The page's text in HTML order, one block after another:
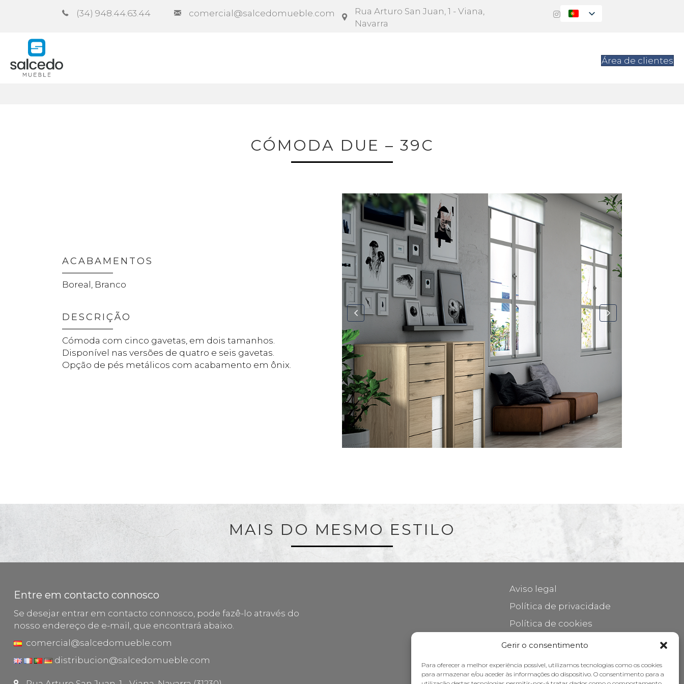
Gerir o consentimento
Para oferecer a melhor experiência possível, utilizamos tecnologias como os cookies
para armazenar e/ou aceder às informações do dispositivo. O consentimento para a
(34) 948.44.63.44 comercial@salcedomueble.com
Rua Arturo San Juan, 1 - Viana,
Navarra
Área de clientes
CÓMODA DUE – 39C
ACABAMENTOS
Boreal, Branco
DESCRIÇÃO
Cómoda com cinco gavetas, em dois tamanhos.
Disponível nas versões de quatro e seis gavetas.
Opção de pés metálicos com acabamento em ônix.
MAIS DO MESMO ESTILO
Entre em contacto connosco
Se desejar entrar em contacto connosco, pode fazê-lo através do
nosso endereço de e-mail, que encontrará abaixo.
comercial@salcedomueble.com
distribucion@salcedomueble.com
Aviso legal
Política de privacidade
Política de cookies
Cuidar do seu móvel